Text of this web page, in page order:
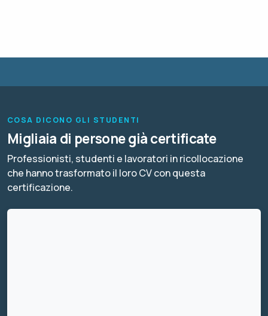
COSA DICONO GLI STUDENTI
Migliaia di persone già certificate
Professionisti, studenti e lavoratori in ricollocazione
che hanno trasformato il loro CV con questa
certificazione.